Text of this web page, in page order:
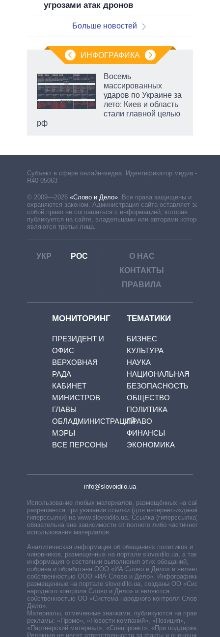
угрозами атак дронов
Больше новостей
ИНФОГРАФИКА
Восемь
массированных
ударов по Украине за
лето: Киев и область
стали главной целью
рф
Субъект в сфере онлайн-медиа. Идентификатор медиа –
R40-05063
© 2009—2026 «Слово и Дело». Все права защищены и
охраняются законом. Администрация сайта оставляет за
собой право не соглашаться с информацией, которая
публикуется на сайте, владельцами или авторами которой
являются третьи лица.
УКР РОС
О НАС
КОНТАКТЫ
ПРАВИЛА
МОНИТОРИНГ
ПРЕЗИДЕНТ И
ОФИС
ВЕРХОВНАЯ
РАДА
КАБИНЕТ
МИНИСТРОВ
ГЛАВЫ
ОБЛАДМИНИСТРАЦИЙ
МЭРЫ
ВСЕ ПЕРСОНЫ
ТЕМАТИКИ
БИЗНЕС
КУЛЬТУРА
НАУКА
НАЦИОНАЛЬНАЯ
БЕЗОПАСНОСТЬ
ОБЩЕСТВО
ПОЛИТИКА
ПРАВО
ФИНАНСЫ
ЭКОНОМИКА
info@slovoidilo.ua
Использование любых материалов, размещённых на сайте,
разрешается при указании ссылки (для интернет-изданий —
гиперссылки) на www.slovoidilo.ua. Ссылка (гиперссылка)
обязательна вне зависимости от полного либо частичного
использования материалов.
Аналитическая информация об обещаниях политиков и
чиновников, размещенных на портале slovoidilo.ua, а также
информация о состоянии выполнения этих обещаний,
собрана и обработана ООО «ИА Слово и Дело» и является
собственностью ООО «ИА Слово и Дело». Инфографики,
размещенные на портале slovoidilo.ua, созданы ОО «Система
народного контроля Слово и Дело» и являются
собственностью ОО «Система народного контроля Слово и
Дело».
Материалы, отмеченные значками, публикуются на правах
рекламы: «Промо», «Новости компаний», «Позиция»,
«Партнерский материал», «Спецпроект», «При поддержке».
Редакция не несет ответственности за факты и оценочные